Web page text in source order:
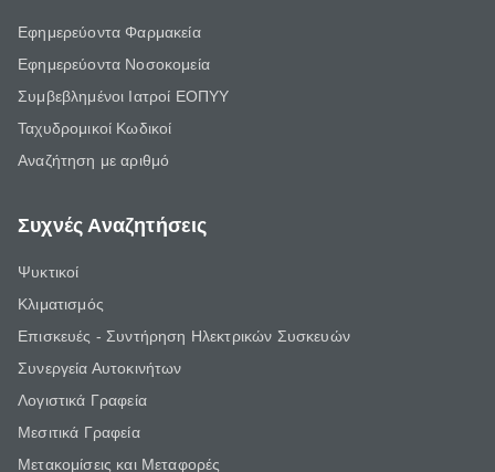
Εφημερεύοντα Φαρμακεία
Εφημερεύοντα Νοσοκομεία
Συμβεβλημένοι Ιατροί ΕΟΠΥΥ
Ταχυδρομικοί Κωδικοί
Αναζήτηση με αριθμό
Συχνές Αναζητήσεις
Ψυκτικοί
Κλιματισμός
Επισκευές - Συντήρηση Ηλεκτρικών Συσκευών
Συνεργεία Αυτοκινήτων
Λογιστικά Γραφεία
Μεσιτικά Γραφεία
Μετακομίσεις και Μεταφορές